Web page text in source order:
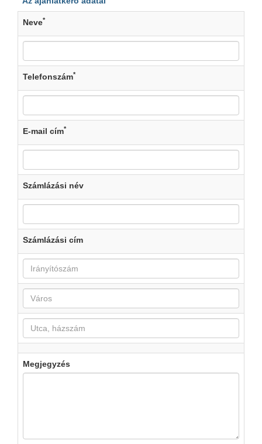
Neve*
Telefonszám*
E-mail cím*
Számlázási név
Számlázási cím
Megjegyzés